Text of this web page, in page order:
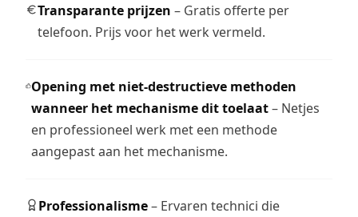
Transparante prijzen – Gratis offerte per
telefoon. Prijs voor het werk vermeld.
Opening met niet-destructieve methoden
wanneer het mechanisme dit toelaat– Netjes
en professioneel werk met een methode
aangepast aan het mechanisme.
Professionalisme– Ervaren technici die